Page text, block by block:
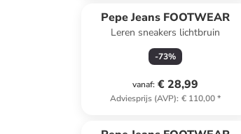
Pepe Jeans FOOTWEAR
Leren sneakers lichtbruin
-73%
vanaf: € 28,99
Adviesprijs (AVP): € 110,00*